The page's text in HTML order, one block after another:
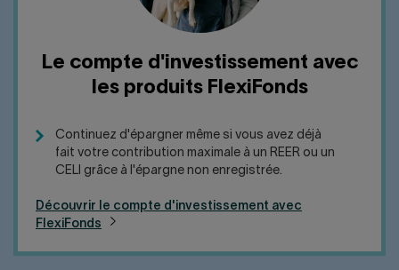
Le compte d'investissement avec
les produits FlexiFonds
Continuez d'épargner même si vous avez déjà
fait votre contribution maximale à un REER ou un
CELI grâce à l'épargne non enregistrée.
Découvrir le compte d'investissement avec
FlexiFonds